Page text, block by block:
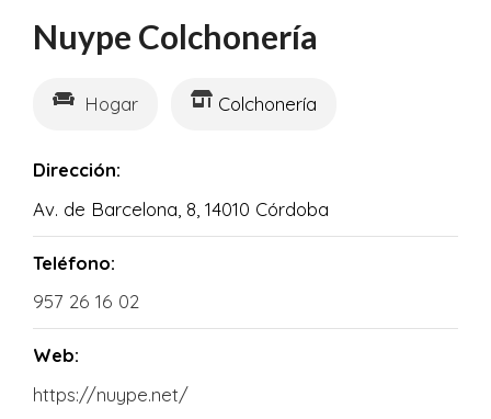
Nuype Colchonería
Hogar Colchonería
Dirección:
Av. de Barcelona, 8, 14010 Córdoba
Teléfono:
957 26 16 02
Web:
https://nuype.net/